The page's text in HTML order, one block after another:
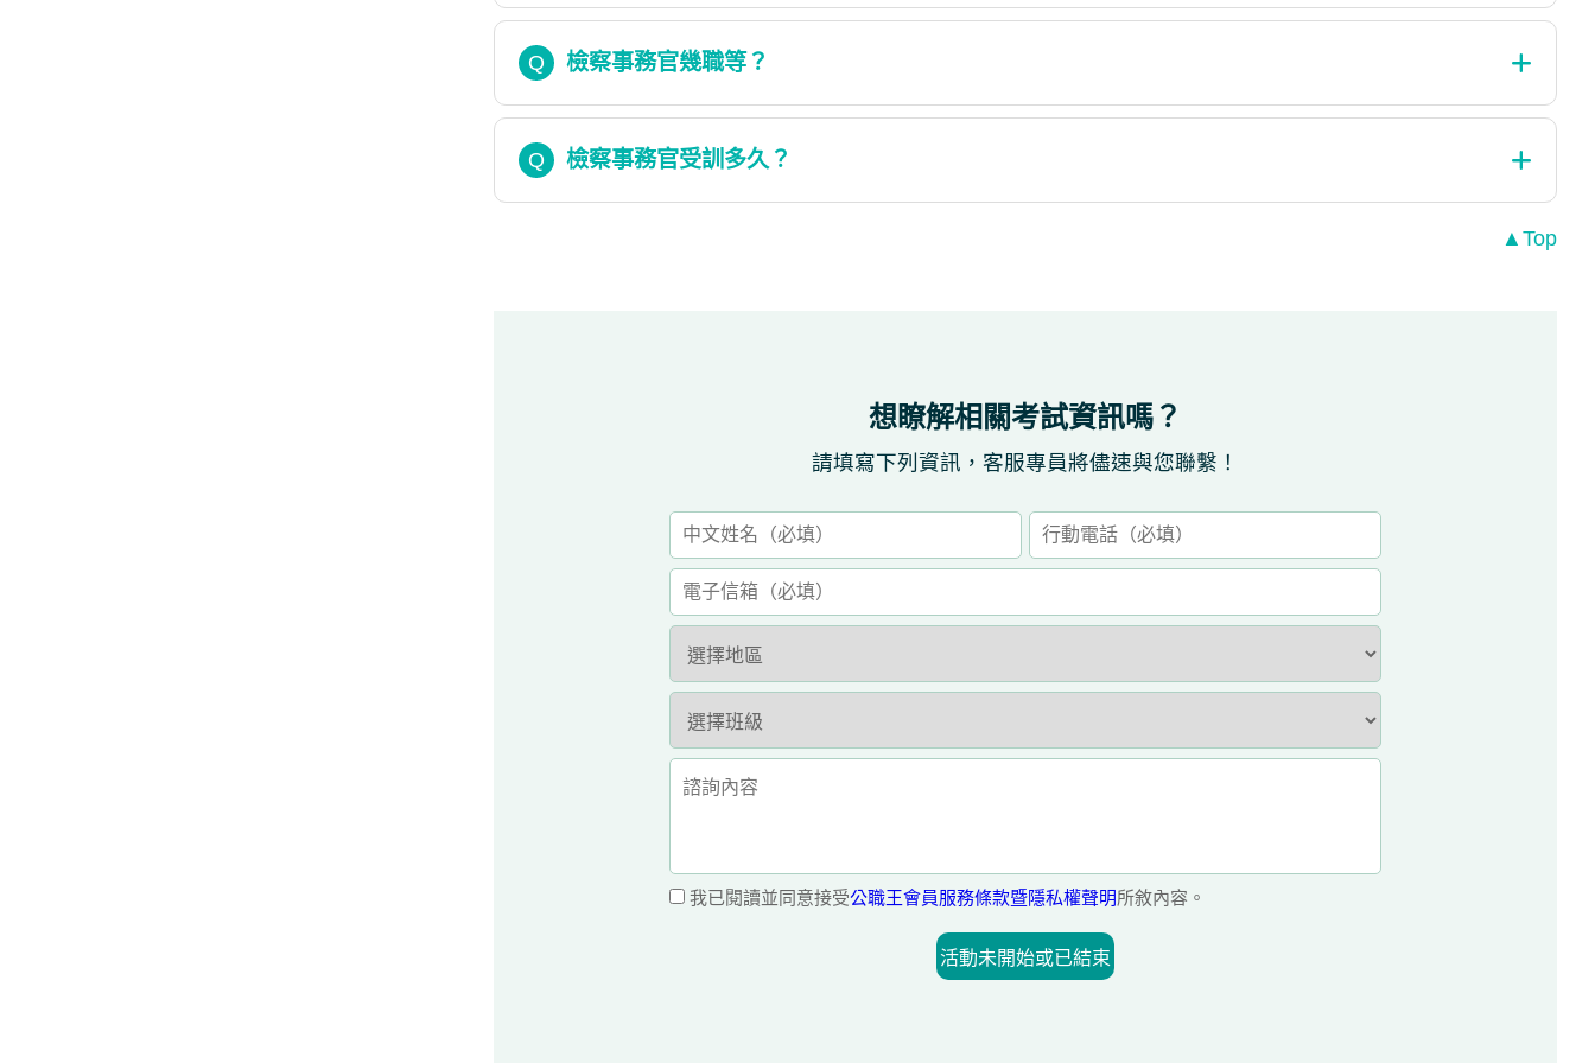
Q 檢察事務官幾職等？
Q 檢察事務官受訓多久？
▲Top
想瞭解相關考試資訊嗎？
請填寫下列資訊，客服專員將儘速與您聯繫！
我已閱讀並同意接受公職王會員服務條款暨隱私權聲明所敘內容。
活動未開始或已結束